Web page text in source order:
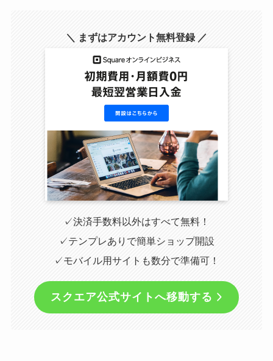
＼ まずはアカウント無料登録 ／
✓決済手数料以外はすべて無料！
✓テンプレありで簡単ショップ開設
✓モバイル用サイトも数分で準備可！
スクエア公式サイトへ移動する